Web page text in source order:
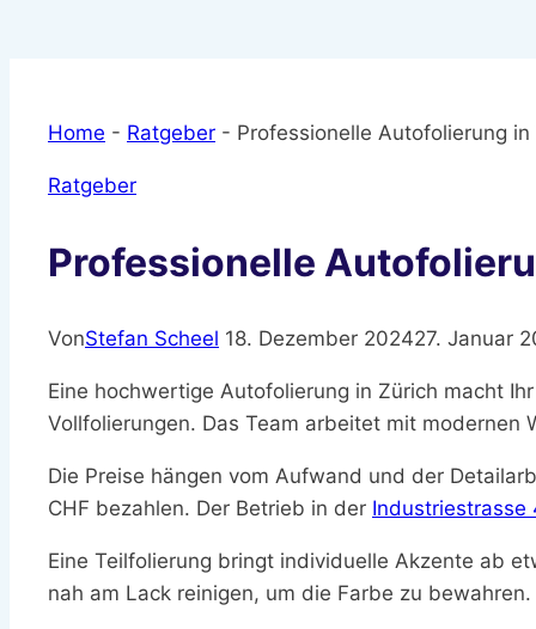
Home - Ratgeber - Professionelle Autofolierung
Ratgeber
Professionelle
VonStefan Scheel 18. Dezember 202427. Januar
Eine hochwertige Autofolierung in Zürich macht
Vollfolierungen. Das Team arbeitet mit modernen
Die Preise hängen vom Aufwand und der
CHF bezahlen. Der Betrieb in der Industriestrasse
Eine Teilfolierung bringt individuelle Akzente ab
nah am Lack reinigen, um die Farbe zu